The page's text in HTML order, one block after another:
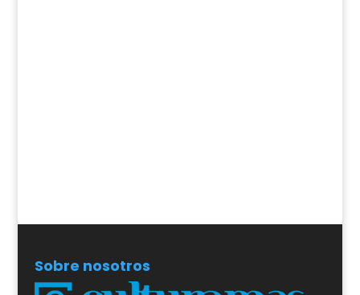
Sobre nosotros